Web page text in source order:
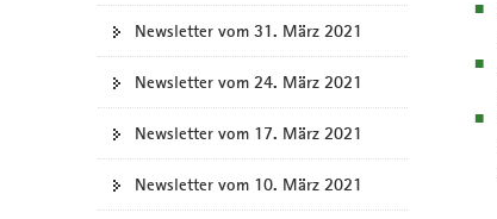
Newsletter vom 31. März 2021
Newsletter vom 24. März 2021
Newsletter vom 17. März 2021
Newsletter vom 10. März 2021